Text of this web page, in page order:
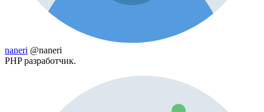
naneri @naneri
PHP разработчик.